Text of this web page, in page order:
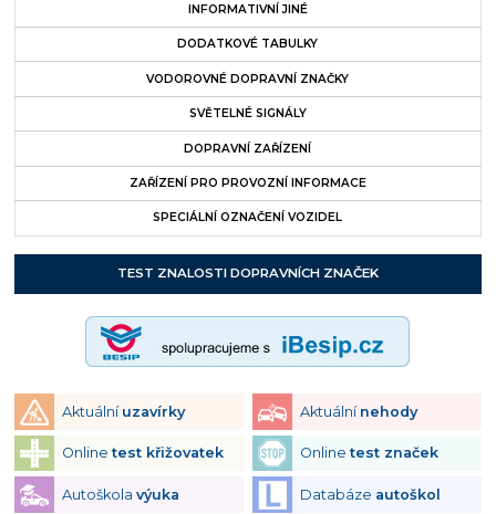
INFORMATIVNÍ JINÉ
DODATKOVÉ TABULKY
VODOROVNÉ DOPRAVNÍ ZNAČKY
SVĚTELNÉ SIGNÁLY
DOPRAVNÍ ZAŘÍZENÍ
ZAŘÍZENÍ PRO PROVOZNÍ INFORMACE
SPECIÁLNÍ OZNAČENÍ VOZIDEL
TEST ZNALOSTI DOPRAVNÍCH ZNAČEK
Aktuální uzavírky Aktuální nehody
Onlinetest křižovatek Onlinetest značek
Autoškola výuka Databáze autoškol